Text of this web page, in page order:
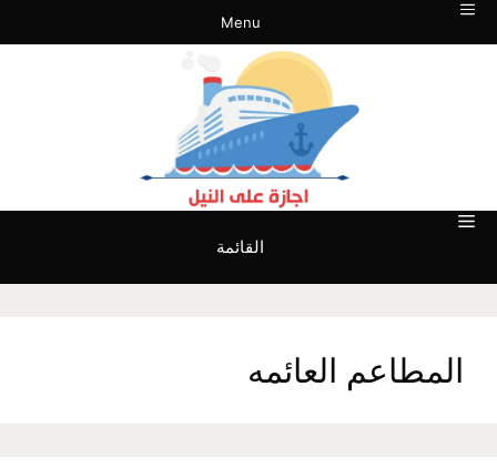
انتقل
إلى
Menu
القائمة
المطاعم العائمه